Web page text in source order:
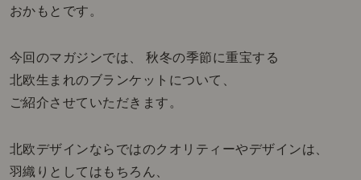
おかもとです。
今回のマガジンでは、 秋冬の季節に重宝する
北欧生まれのブランケットについて、
ご紹介させていただきます。
北欧デザインならではのクオリティーやデザインは、
羽織りとしてはもちろん、